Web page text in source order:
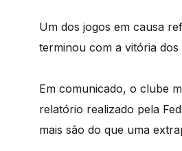
Um dos jogos em causa
terminou com a vitória
Em comunicado, o clube
relatório realizado pela
mais são do que uma